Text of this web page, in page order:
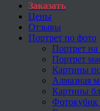
Заказать
Цены
Отзывы
Портрет по фото
Портрет на
Портрет
Картины
Алмазная
Картины
Фотокубик